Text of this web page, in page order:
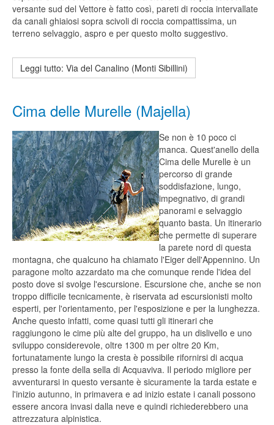
versante sud del Vettore è fatto così, pareti di roccia intervallate
da canali ghiaiosi sopra scivoli di roccia compattissima, un
terreno selvaggio, aspro e per questo molto suggestivo.
Leggi tutto: Via del Canalino (Monti Sibillini)
Cima delle Murelle (Majella)
Se non è 10 poco ci
manca. Quest'anello della
Cima delle Murelle è un
percorso di grande
soddisfazione, lungo,
impegnativo, di grandi
panorami e selvaggio
quanto basta. Un itinerario
che permette di superare
la parete nord di questa
montagna, che qualcuno ha chiamato l'Eiger dell'Appennino. Un
paragone molto azzardato ma che comunque rende l'idea del
posto dove si svolge l'escursione. Escursione che, anche se non
troppo difficile tecnicamente, è riservata ad escursionisti molto
esperti, per l'orientamento, per l'esposizione e per la lunghezza.
Anche questo infatti, come quasi tutti gli itinerari che
raggiungono le cime più alte del gruppo, ha un dislivello e uno
sviluppo considerevole, oltre 1300 m per oltre 20 Km,
fortunatamente lungo la cresta è possibile rifornirsi di acqua
presso la fonte della sella di Acquaviva. Il periodo migliore per
avventurarsi in questo versante è sicuramente la tarda estate e
l'inizio autunno, in primavera e ad inizio estate i canali possono
essere ancora invasi dalla neve e quindi richiederebbero una
attrezzatura alpinistica.